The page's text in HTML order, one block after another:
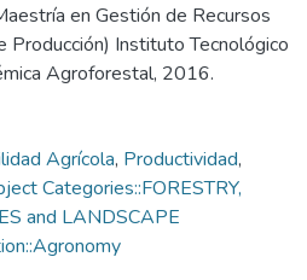
en Gestión de Recursos
Producción) Instituto Tecnológico
Agroforestal, 2016.
Agrícola, Productividad,
Categories::FORESTRY,
and LANDSCAPE